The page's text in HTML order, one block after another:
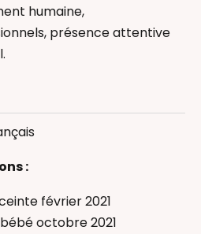
humaine,
présence attentive
:
février 2021
octobre 2021